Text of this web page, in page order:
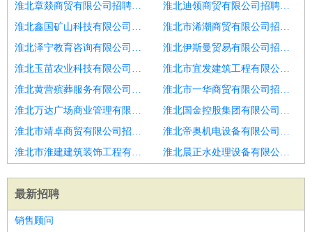
淮北章燚商贸有限公司招聘市银行保安员
淮北迪领商贸有限公司招聘克山新厂保安7千不站岗
淮北鑫国矿山科技有限公司招聘【搞定了！】夜班保安
淮北市浠潮商贸有限公司招聘固安招聘保安急急
淮北泽宁教育咨询有限公司招聘学校室内轻松坐岗保安
淮北伊斯曼贸易有限公司招聘保安
淮北玉苗农业科技有限公司招聘包吃包住
淮北市宜发建筑工程有限公司招聘保安
淮北黄营殡葬服务有限公司招聘烟台市招聘保安人员3
淮北市一华商贸有限公司招聘雁峰保安配送8千
淮北万达广场商业管理有限公司招聘巡逻保安＋无需站岗＋工作轻松
淮北国金控股集团有限公司招聘厂区保安＋报销路费＋无需站岗
淮北市靖卓商贸有限公司招聘金川安阳保安月八千包吃住坐岗
淮北帝奥机电设备有限公司招聘保安
淮北市淮建建筑装饰工程有限公司招聘保安
淮北晨正水处理设备有限公司招聘包吃包住＋月薪五千＋保安
最新招聘
销售顾问